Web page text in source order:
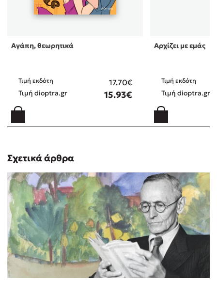
Αγάπη, θεωρητικά
Τιμή εκδότη 17.70€
Τιμή dioptra.gr 15.93€
Αρχίζει με εμάς
Τιμή εκδότη
Τιμή dioptra.gr
Σχετικά άρθρα